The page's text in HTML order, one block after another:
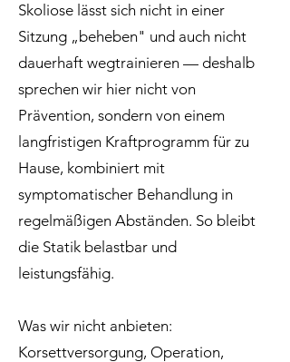
Skoliose lässt sich nicht in einer
Sitzung „beheben" und auch nicht
dauerhaft wegtrainieren — deshalb
sprechen wir hier nicht von
Prävention, sondern von einem
langfristigen Kraftprogramm für zu
Hause, kombiniert mit
symptomatischer Behandlung in
regelmäßigen Abständen. So bleibt
die Statik belastbar und
leistungsfähig.
Was wir nicht anbieten:
Korsettversorgung, Operation,